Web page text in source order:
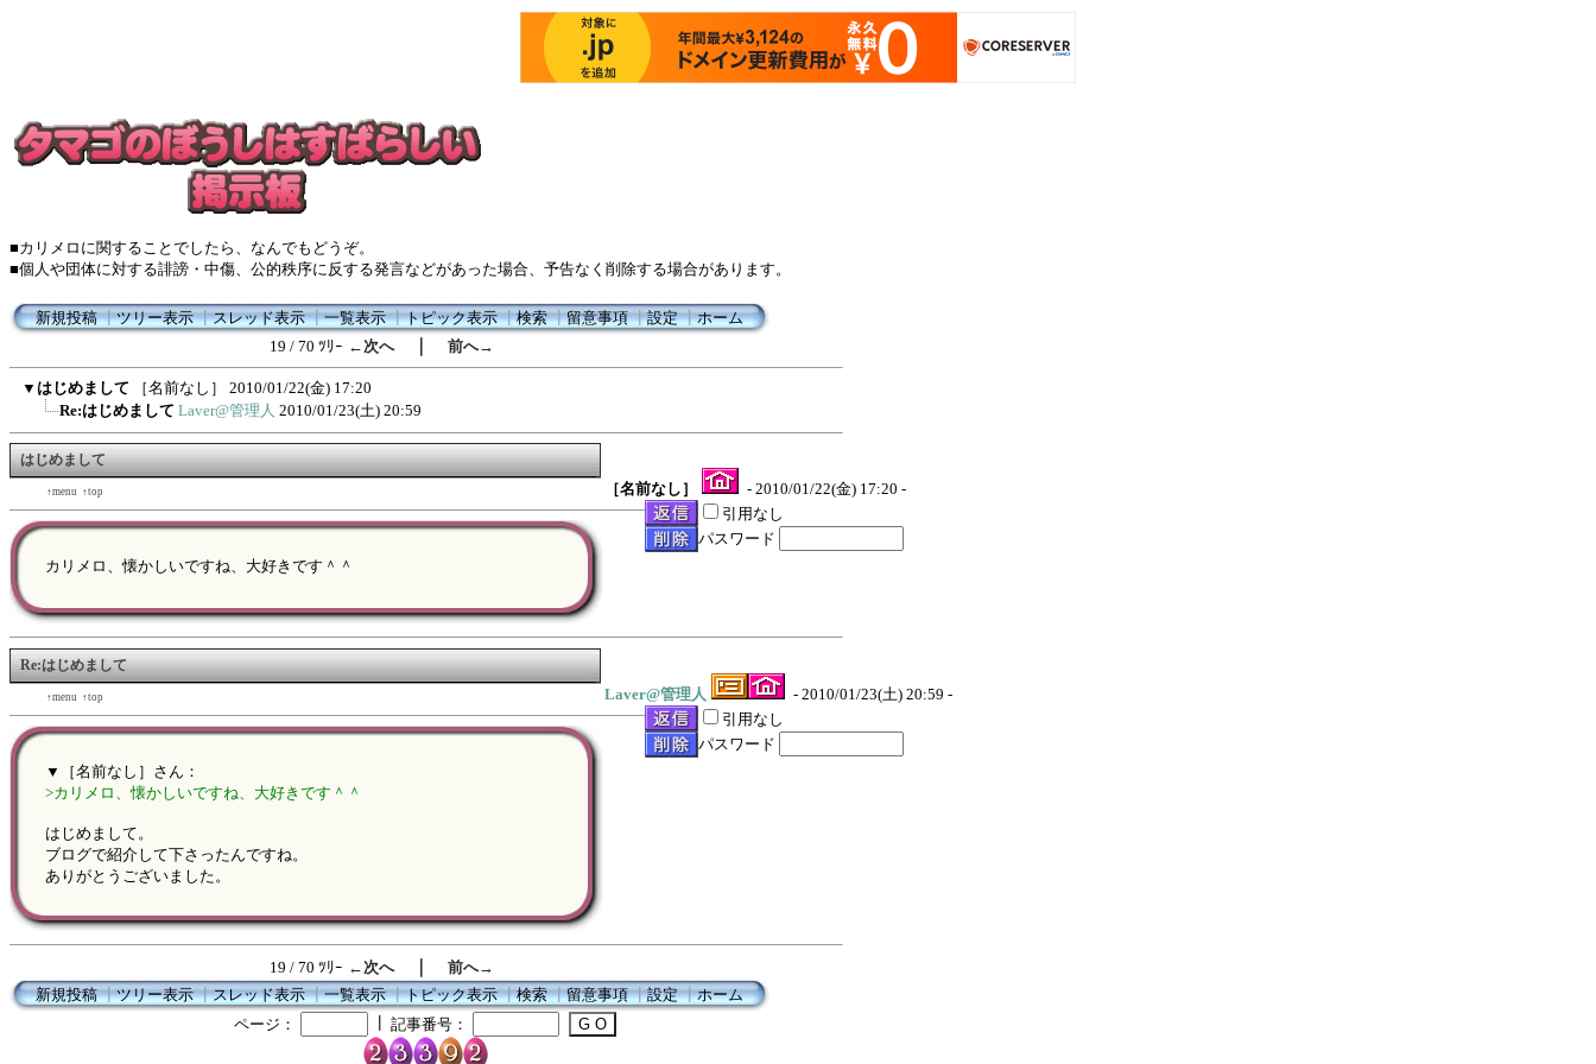
■カリメロに関することでしたら、なんでもどうぞ。
■個人や団体に対する誹謗・中傷、公的秩序に反する発言などがあった場合、予告なく削除する場合があります。
新規投稿┃ツリー表示┃スレッド表示┃一覧表示┃トピック表示┃検索┃留意事項┃設定┃ホーム
19 / 70 ﾂﾘｰ ←次へ｜ 前へ→
▼ はじめまして ［名前なし］
2010/01/22(金) 17:20
Re:はじめまして Laver@管理人 2010/01/23(土) 20:59
はじめまして
↑menu ↑top ［名前なし］
- 2010/01/22(金) 17:20 -
引用なし
パスワード
カリメロ、懐かしいですね、大好きです＾＾
Re:はじめまして
↑menu ↑top Laver@管理人
- 2010/01/23(土) 20:59 -
引用なし
パスワード
▼［名前なし］さん：
>カリメロ、懐かしいですね、大好きです＾＾
はじめまして。
ブログで紹介して下さったんですね。
ありがとうございました。
19 / 70 ﾂﾘｰ ←次へ｜ 前へ→
新規投稿┃ツリー表示┃スレッド表示┃一覧表示┃トピック表示┃検索┃留意事項┃設定┃ホーム
ページ：
記事番号：